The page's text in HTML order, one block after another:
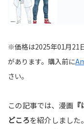
※価格は2025年01月21
があります。購入前に
さい。
この記事では、漫画
どころを紹介しました